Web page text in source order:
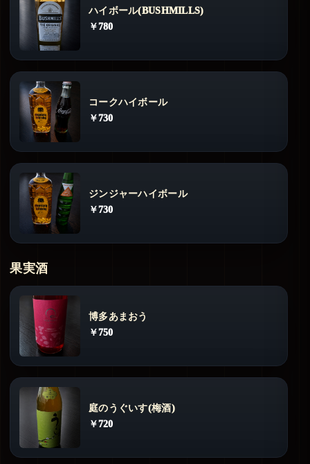
ハイボール(BUSHMILLS)
￥780
コークハイボール
￥730
ジンジャーハイボール
￥730
果実酒
博多あまおう
￥750
庭のうぐいす(梅酒)
￥720